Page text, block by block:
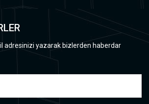
adresinizi yazarak bizlerden haberdar